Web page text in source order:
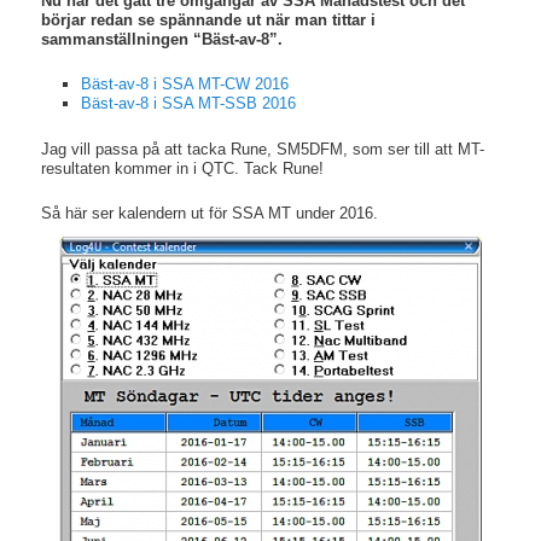
börjar redan se spännande ut när man tittar i
sammanställningen “Bäst-av-8”.
Bäst-av-8 i SSA MT-CW 2016
Bäst-av-8 i SSA MT-SSB 2016
Jag vill passa på att tacka Rune, SM5DFM, som ser till att MT-
resultaten kommer in i QTC. Tack Rune!
Så här ser kalendern ut för SSA MT under 2016.